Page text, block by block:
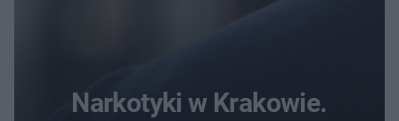
Narkotyki w Krakowie.